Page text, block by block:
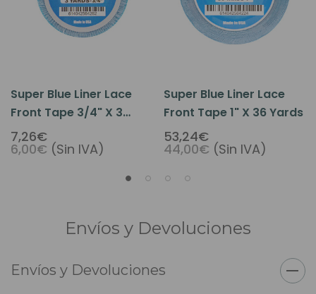
Super Blue Liner Lace
Front Tape 3/4" X 3
Yards
7,26€
6,00€ (Sin IVA)
Super Blue Liner Lace
Front Tape 1" X 36 Yards
53,24€
44,00€ (Sin IVA)
Envíos y Devoluciones
Envíos y Devoluciones